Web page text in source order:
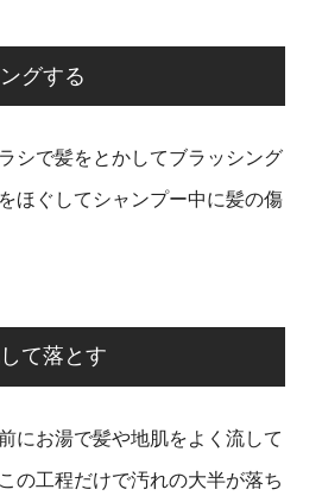
グする
シで髪をとかしてブラッシング
ほぐしてシャンプー中に髪の傷
て落とす
にお湯で髪や地肌をよく流して
の工程だけで汚れの大半が落ち